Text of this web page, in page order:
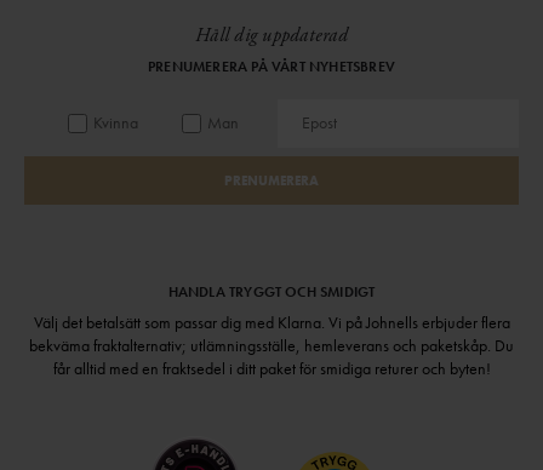
Håll dig uppdaterad
PRENUMERERA PÅ VÅRT NYHETSBREV
Kvinna Man
PRENUMERERA
HANDLA TRYGGT OCH SMIDIGT
Välj det betalsätt som passar dig med Klarna. Vi på Johnells erbjuder flera
bekväma fraktalternativ; utlämningsställe, hemleverans och paketskåp. Du
får alltid med en fraktsedel i ditt paket för smidiga returer och byten!